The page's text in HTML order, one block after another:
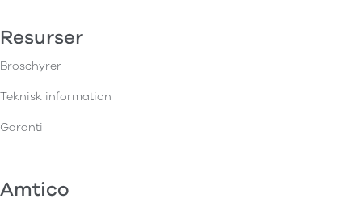
Resurser
Broschyrer
Teknisk information
Garanti
Amtico